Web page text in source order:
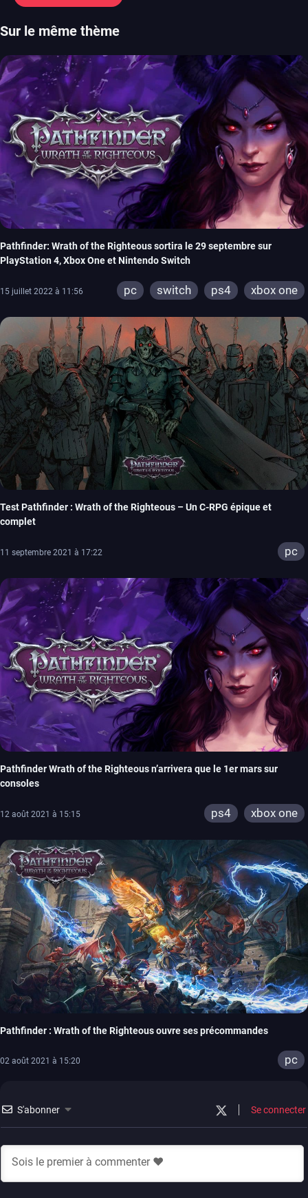
Sur le même thème
Pathfinder: Wrath of the Righteous sortira le 29 septembre sur
PlayStation 4, Xbox One et Nintendo Switch
15 juillet 2022 à 11:56 pc switch ps4 xbox one
Test Pathfinder : Wrath of the Righteous – Un C-RPG épique et
complet
11 septembre 2021 à 17:22 pc
Pathfinder Wrath of the Righteous n’arrivera que le 1er mars sur
consoles
12 août 2021 à 15:15 ps4 xbox one
Pathfinder : Wrath of the Righteous ouvre ses précommandes
02 août 2021 à 15:20 pc
S'abonner Se connecter